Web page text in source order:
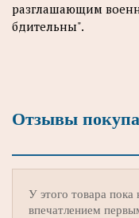
разглашающим
бдительны".
Отзывы
У этого товара
впечатлением